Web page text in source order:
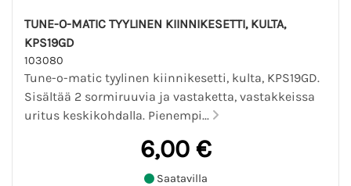
TUNE-O-MATIC TYYLINEN KIINNIKESETTI, KULTA,
KPS19GD
103080
Tune-o-matic tyylinen kiinnikesetti, kulta, KPS19GD.
Sisältää 2 sormiruuvia ja vastaketta, vastakkeissa
uritus keskikohdalla. Pienempi...
6,00 €
Saatavilla